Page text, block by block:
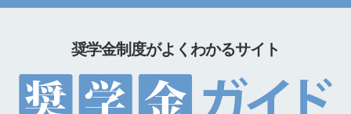
奨学金制度がよくわかるサイト